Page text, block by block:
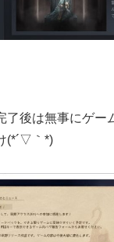
了後は無事にゲー
(*´▽｀*)